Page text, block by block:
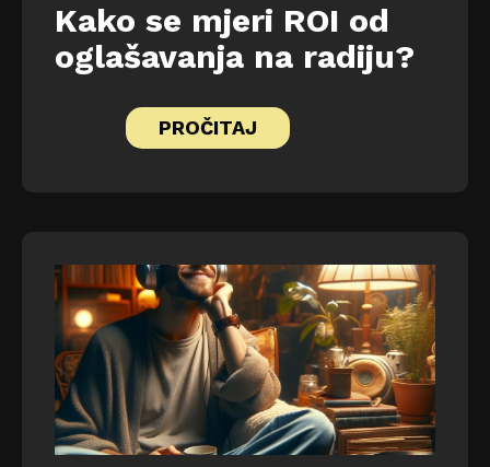
Kako se mjeri ROI od
oglašavanja na radiju?
PROČITAJ